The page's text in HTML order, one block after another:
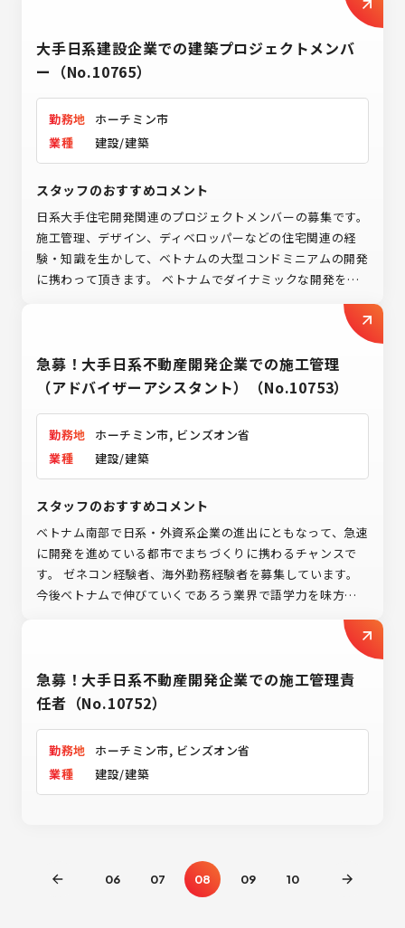
大手日系建設企業での建築プロジェクトメンバ
ー（No.10765）
勤務地
ホーチミン市
業種
建設/建築
スタッフのおすすめコメント
日系大手住宅開発関連のプロジェクトメンバーの募集です。
施工管理、デザイン、ディベロッパーなどの住宅関連の経
験・知識を生かして、ベトナムの大型コンドミニアムの開発
に携わって頂きます。 ベトナムでダイナミックな開発をご
経験されたい方にぴったりです！ご応募お待ちしておりま
急募！大手日系不動産開発企業での施工管理
（アドバイザーアシスタント）（No.10753）
勤務地
ホーチミン市, ビンズオン省
業種
建設/建築
スタッフのおすすめコメント
ベトナム南部で日系・外資系企業の進出にともなって、急速
に開発を進めている都市でまちづくりに携わるチャンスで
す。 ゼネコン経験者、海外勤務経験者を募集しています。
今後ベトナムで伸びていくであろう業界で語学力を味方に
急募！大手日系不動産開発企業での施工管理責
任者（No.10752）
勤務地
ホーチミン市, ビンズオン省
業種
建設/建築
06 07 08 09 10